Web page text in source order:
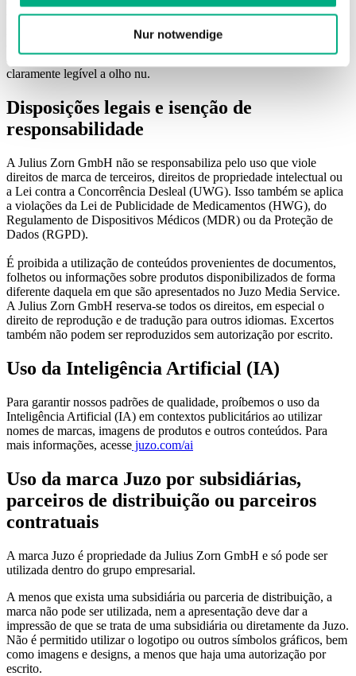
Nur notwendige
utilizado com a indicação da fonte da imagem, seja por meio da
marca registrada (logotipo) ou de outro tipo de indicação de origem
(por exemplo, “Juzo” ou “Julius Zorn GmbH”). Essa identificação
deve ser escolhida em tamanho e posicionamento de forma a ser
claramente legível a olho nu.
Disposições legais e isenção de
responsabilidade
A Julius Zorn GmbH não se responsabiliza pelo uso que viole
direitos de marca de terceiros, direitos de propriedade intelectual ou
a Lei contra a Concorrência Desleal (UWG). Isso também se aplica
a violações da Lei de Publicidade de Medicamentos (HWG), do
Regulamento de Dispositivos Médicos (MDR) ou da Proteção de
Dados (RGPD).
É proibida a utilização de conteúdos provenientes de documentos,
folhetos ou informações sobre produtos disponibilizados de forma
diferente daquela em que são apresentados no Juzo Media Service.
A Julius Zorn GmbH reserva-se todos os direitos, em especial o
direito de reprodução e de tradução para outros idiomas. Excertos
também não podem ser reproduzidos sem autorização por escrito.
Uso da Inteligência Artificial (IA)
Para garantir nossos padrões de qualidade, proíbemos o uso da
Inteligência Artificial (IA) em contextos publicitários ao utilizar
nomes de marcas, imagens de produtos e outros conteúdos. Para
mais informações, acesse juzo.com/ai
Uso da marca Juzo por subsidiárias,
parceiros de distribuição ou parceiros
contratuais
A marca Juzo é propriedade da Julius Zorn GmbH e só pode ser
utilizada dentro do grupo empresarial.
A menos que exista uma subsidiária ou parceria de distribuição, a
marca não pode ser utilizada, nem a apresentação deve dar a
impressão de que se trata de uma subsidiária ou diretamente da Juzo.
Não é permitido utilizar o logotipo ou outros símbolos gráficos, bem
como imagens e designs, a menos que haja uma autorização por
escrito.